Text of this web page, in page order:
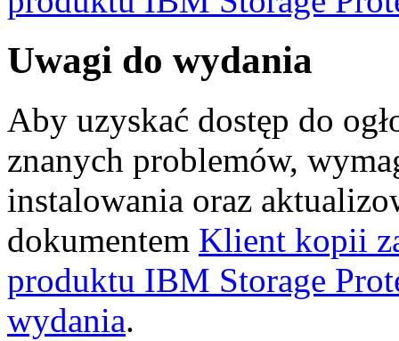
Uwagi do wydania
Aby uzyskać dostęp do
znanych problemów,
instalowania oraz
dokumentem Klient kopii
produktu IBM Storage
wydania.